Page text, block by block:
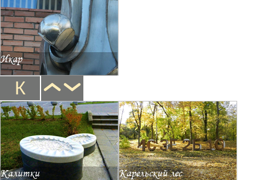
Икар
К
Калитки Карельский лес